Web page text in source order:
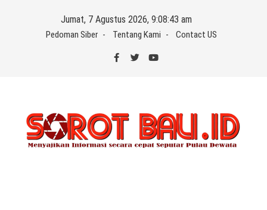
Jumat, 7 Agustus 2026, 9:08:43 am
Pedoman Siber Tentang Kami Contact US